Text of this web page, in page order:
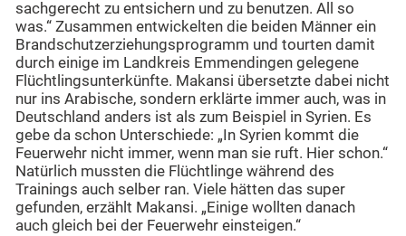
sachgerecht zu entsichern und zu benutzen. All so
was.“ Zusammen entwickelten die beiden Männer ein
Brandschutzerziehungsprogramm und tourten damit
durch einige im Landkreis Emmendingen gelegene
Flüchtlingsunterkünfte. Makansi übersetzte dabei nicht
nur ins Arabische, sondern erklärte immer auch, was in
Deutschland anders ist als zum Beispiel in Syrien. Es
gebe da schon Unterschiede: „In Syrien kommt die
Feuerwehr nicht immer, wenn man sie ruft. Hier schon.“
Natürlich mussten die Flüchtlinge während des
Trainings auch selber ran. Viele hätten das super
gefunden, erzählt Makansi. „Einige wollten danach
auch gleich bei der Feuerwehr einsteigen.“